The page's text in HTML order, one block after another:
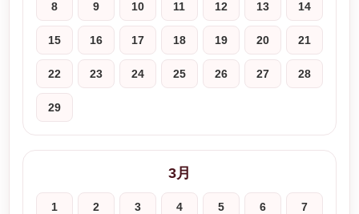
8 9 10 11 12 13 14
15 16 17 18 19 20 21
22 23 24 25 26 27 28
29
3月
1 2 3 4 5 6 7